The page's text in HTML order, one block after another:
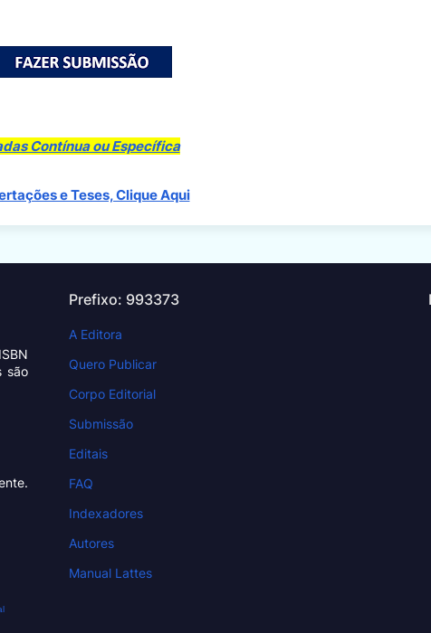
Contínua ou Específica
e Teses, Clique Aqui
são
Prefixo: 993373
A Editora
Quero Publicar
Corpo Editorial
Submissão
Editais
FAQ
Indexadores
Autores
Manual Lattes